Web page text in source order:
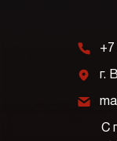
m +7
j г.
k
С